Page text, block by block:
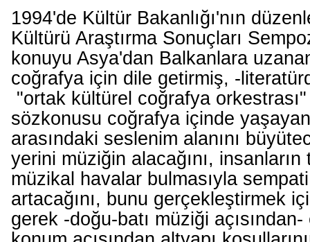
1994'de Kültür Bakanlığı'nın
Kültürü Araştırma Sonuçları
konuyu Asya'dan Balkanlara
coğrafya için dile getirmiş, -
"ortak kültürel coğrafya orkestrası"
sözkonusu coğrafya içinde
arasındaki seslenim alanını
yerini müziğin alacağını, insanların
müzikal havalar bulmasıyla sempati
artacağını, bunu gerçekleştirmek
gerek -doğu-batı müziği